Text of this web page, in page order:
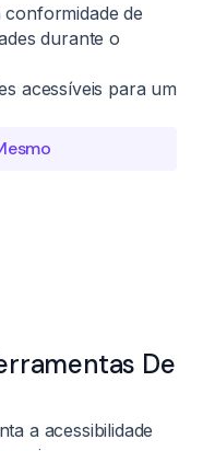
conformidade de
durante o
acessíveis para um
De
a acessibilidade